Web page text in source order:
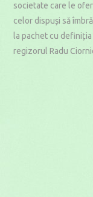
societate care le
celor dispuși să
la pachet cu
regizorul Radu